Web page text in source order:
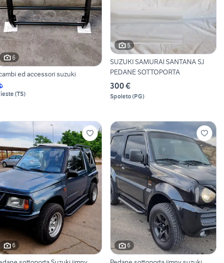
6
ed accessori suzuki
(TS)
5
SUZUKI SAMURAI SANTANA SJ
PEDANE SOTTOPORTA
300 €
Spoleto(PG)
6 6